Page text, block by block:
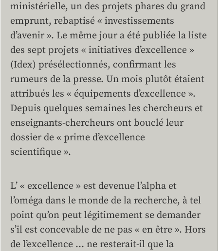
ministérielle, un des projets phares du grand
emprunt, rebaptisé « investissements
d’avenir ». Le même jour a été publiée la liste
des sept projets « initiatives d’excellence »
(Idex) présélectionnés, confirmant les
rumeurs de la presse. Un mois plutôt étaient
attribués les « équipements d’excellence ».
Depuis quelques semaines les chercheurs et
enseignants-chercheurs ont bouclé leur
dossier de « prime d’excellence
scientifique ».
L’ « excellence » est devenue l’alpha et
l’oméga dans le monde de la recherche, à tel
point qu’on peut légitimement se demander
s’il est concevable de ne pas « en être ». Hors
de l’excellence … ne resterait-il que la